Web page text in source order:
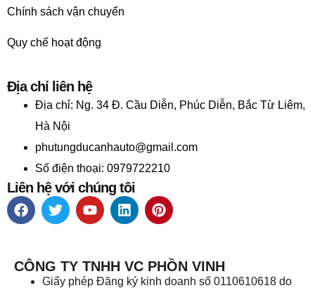
Chính sách vận chuyển
Quy chế hoạt động
Địa chỉ liên hệ
Địa chỉ: Ng. 34 Đ. Cầu Diễn, Phúc Diễn, Bắc Từ Liêm,
Hà Nội
phutungducanhauto@gmail.com
Số điện thoại: 0979722210
Liên hệ với chúng tôi
CÔNG TY TNHH VC PHỒN VINH
Giấy phép Đăng ký kinh doanh số 0110610618 do